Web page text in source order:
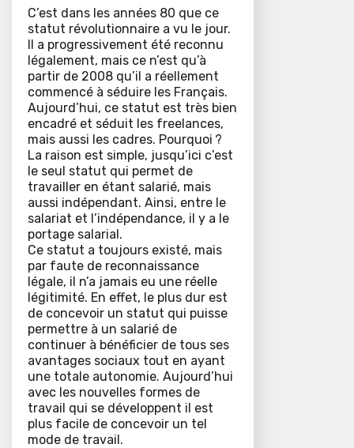
C’est dans les années 80 que ce
statut révolutionnaire a vu le jour.
Il a progressivement été reconnu
légalement, mais ce n’est qu’à
partir de 2008 qu’il a réellement
commencé à séduire les Français.
Aujourd’hui, ce statut est très bien
encadré et séduit les freelances,
mais aussi les cadres. Pourquoi ?
La raison est simple, jusqu’ici c’est
le seul statut qui permet de
travailler en étant salarié, mais
aussi indépendant. Ainsi, entre le
salariat et l’indépendance, il y a le
portage salarial.
Ce statut a toujours existé, mais
par faute de reconnaissance
légale, il n’a jamais eu une réelle
légitimité. En effet, le plus dur est
de concevoir un statut qui puisse
permettre à un salarié de
continuer à bénéficier de tous ses
avantages sociaux tout en ayant
une totale autonomie. Aujourd’hui
avec les nouvelles formes de
travail qui se développent il est
plus facile de concevoir un tel
mode de travail.